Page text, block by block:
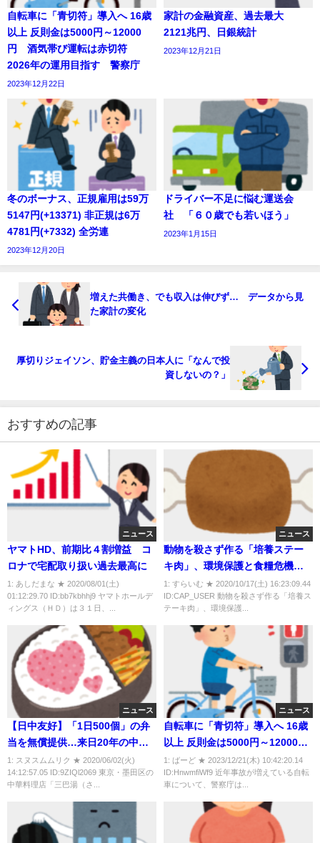
自転車に「青切符」導入へ 16歳
以上 反則金は5000円～12000
円 酒気帯び運転は赤切符
2026年の運用目指す 警察庁
2023年12月22日
家計の金融資産、過去最大
2121兆円、日銀統計
2023年12月21日
冬のボーナス、正規雇用は59万
5147円(+13371) 非正規は6万
4781円(+7332) 全労連
2023年12月20日
ドライバー不足に悩む運送会
社 「６０歳でも若いほう」
2023年1月15日
増えた共働き、でも収入は伸びず… データから見
た家計の変化
厚切りジェイソン、貯金主義の日本人に「なんで投
資しないの？」
おすすめの記事
ニュース
ヤマトHD、前期比４割増益 コ
ロナで宅配取り扱い過去最高に
1: あしだまな ★ 2020/08/01(土)
01:12:29.70 ID:bb7kbhhj9 ヤマトホールデ
ィングス（ＨＤ）は３１日、...
ニュース
動物を殺さず作る「培養ステー
キ肉」、環境保護と食糧危機に
備えた東大と日清の共同研究が
世界の先頭を走る
1: すらいむ ★ 2020/10/17(土) 16:23:09.44
ID:CAP_USER 動物を殺さず作る「培養ス
テーキ肉」、環境保護...
ニュース
【日中友好】「1日500個」の弁
当を無償提供…来日20年の中華
料理店店主に全国各地から反響
「涙が出た」
1: スヌスムムリク ★ 2020/06/02(火)
14:12:57.05 ID:9ZIQl2069 東京・墨田区の
中華料理店「三巴湯（さ...
ニュース
自転車に「青切符」導入へ 16歳
以上 反則金は5000円～12000
円 酒気帯び運転は赤切符
2026年の運用目指す 警察庁
1: ばーど ★ 2023/12/21(木) 10:42:20.14
ID:HnwmfiWf9 近年事故が増えている自転
車について、警察庁は...